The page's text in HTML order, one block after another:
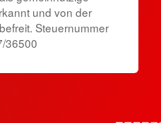
und von der
Steuernummer
36500